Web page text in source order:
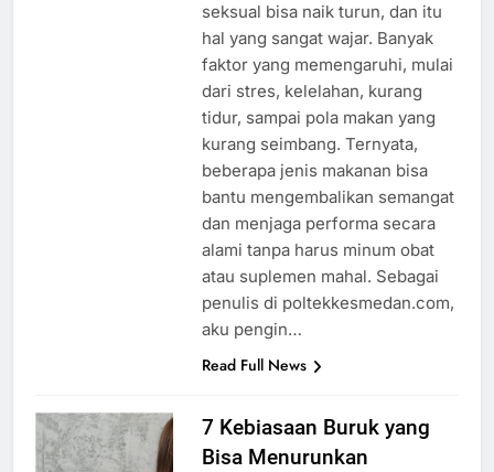
seksual bisa naik turun, dan itu
hal yang sangat wajar. Banyak
faktor yang memengaruhi, mulai
dari stres, kelelahan, kurang
tidur, sampai pola makan yang
kurang seimbang. Ternyata,
beberapa jenis makanan bisa
bantu mengembalikan semangat
dan menjaga performa secara
alami tanpa harus minum obat
atau suplemen mahal. Sebagai
penulis di poltekkesmedan.com,
aku pengin…
Read Full News
7 Kebiasaan Buruk yang
Bisa Menurunkan